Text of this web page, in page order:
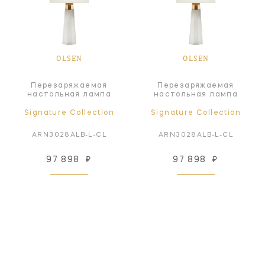
OLSEN
Перезаряжаемая
настольная лампа
Signature Collection
ARN3028ALB-L-CL
97 898 ₽
OLSEN
Перезаряжаемая
настольная лампа
Signature Collection
ARN3028ALB-L-CL
97 898 ₽